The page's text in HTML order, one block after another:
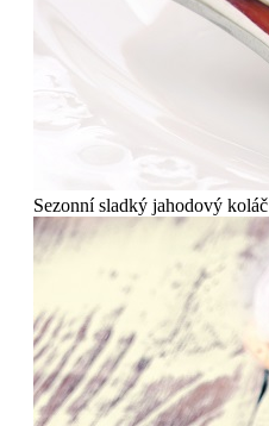
Sezonní sladký jahodový koláč